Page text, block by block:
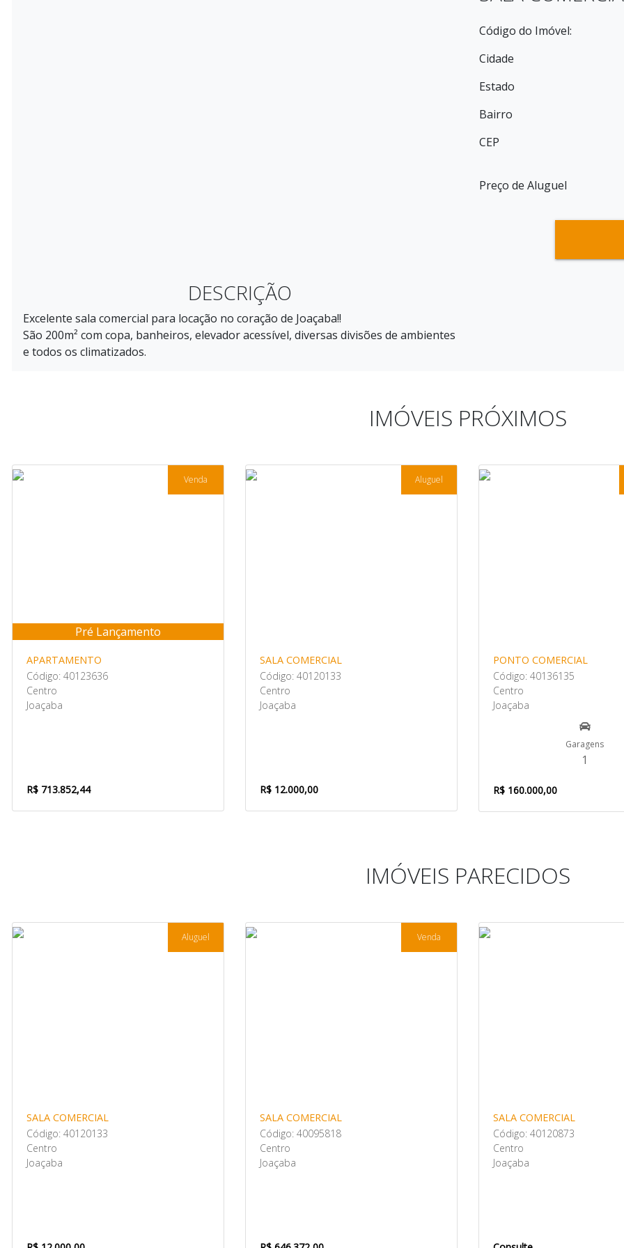
Código do Imóvel:
Cidade
Estado
Bairro
CEP
Preço de Aluguel
DESCRIÇÃO
Excelente sala comercial para locação no coração de Joaçaba!!
São 200m² com copa, banheiros, elevador acessível, diversas divisões de ambientes
e todos os climatizados.
IMÓVEIS PRÓXIMOS
Venda
Pré Lançamento
APARTAMENTO
Código: 40123636
Centro
Joaçaba
R$ 713.852,44
Aluguel
SALA COMERCIAL
Código: 40120133
Centro
Joaçaba
R$ 12.000,00
PONTO COMERCIAL
Código: 40136135
Centro
Joaçaba
Garagens
1
R$ 160.000,00
IMÓVEIS PARECIDOS
Aluguel
SALA COMERCIAL
Código: 40120133
Centro
Joaçaba
Venda
SALA COMERCIAL
Código: 40095818
Centro
Joaçaba
SALA COMERCIAL
Código: 40120873
Centro
Joaçaba